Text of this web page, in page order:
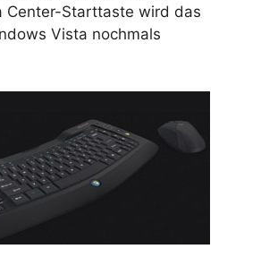
Center-Starttaste wird das
Vista nochmals